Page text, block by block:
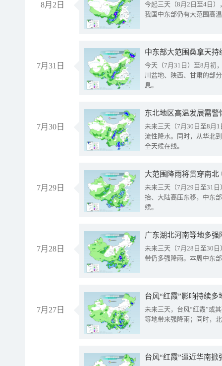
8月2日
今起三天（8月2日至4日
我国中东部仍有大范围高
7月31日
中东部大范围桑拿天
今天（7月31日）至8月初
川盆地、陕西、甘肃的部
息。
7月30日
东北地区高温发展需
未来三天（7月30日至8月
流性降水。同时，从华北
全天候在线。
7月29日
大范围降雨将贯穿南
未来三天（7月29日至31
抬、大陆高压东移，中东
续。
7月28日
广东湖北河南等地多
未来三天（7月28日至30
带仍多强降雨。本周中东
7月27日
台风“红霞”影响持续
未来三天，台风“红霞”或
等地带来强降雨；同时，
台风“红霞”逼近华南